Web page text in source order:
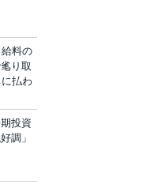
料の
り取
払わ
投資
調」